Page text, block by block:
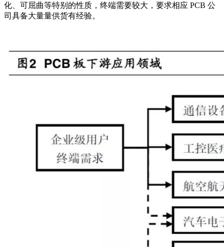
化、可屈曲等特别的性质，终端需要较大，要求相应 PCB 公
司具备大量量供货有经验。